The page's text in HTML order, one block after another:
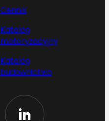
Cennik
Katalog
motoryzacyjny
Katalog
budownictwo